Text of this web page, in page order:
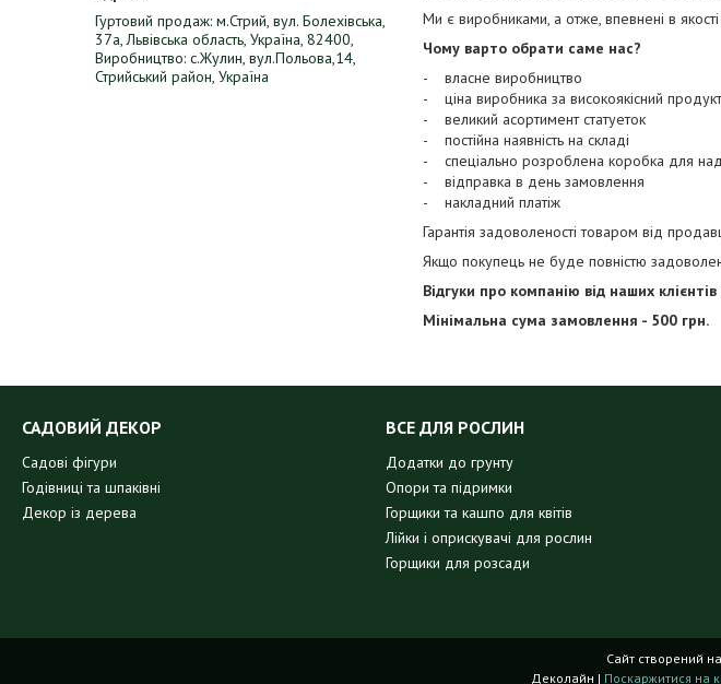
Гуртовий продаж: м.Стрий, вул. Болехівська,
37а, Львівська область, Україна, 82400,
Виробництво: с.Жулин, вул.Польова,14,
Стрийський район, Україна
Ми є виробниками, а отже, впевнені в якості
Чому варто обрати саме нас?
- власне виробництво
- ціна виробника за високоякісний продукт
- великий асортимент статуеток
- постійна наявність на складі
- спеціально розроблена коробка для
- відправка в день замовлення
- накладний платіж
Гарантія задоволеності товаром від
Якщо покупець не буде повністю
Відгуки про компанію від наших
Мінімальна сума замовлення - 500 грн.
САДОВИЙ ДЕКОР
Садові фігури
Годівниці та шпаківні
Декор із дерева
ВСЕ ДЛЯ РОСЛИН
Додатки до грунту
Опори та підримки
Горщики та кашпо для квітів
Лійки і оприскувачі для рослин
Горщики для розсади
Сайт створений
Деколайн | Поскаржитися на